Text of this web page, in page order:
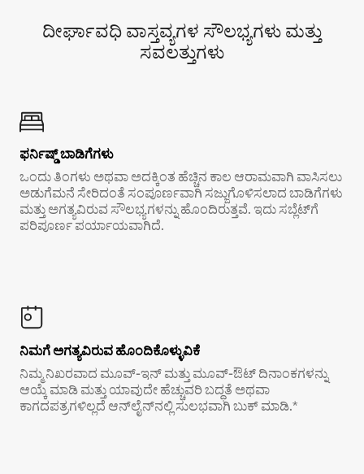
ದೀರ್ಘಾವಧಿ ವಾಸ್ತವ್ಯಗಳ ಸೌಲಭ್ಯಗಳು ಮತ್ತು
ಸವಲತ್ತುಗಳು
ಫರ್ನಿಷ್ಡ್ ಬಾಡಿಗೆಗಳು
ಒಂದು ತಿಂಗಳು ಅಥವಾ ಅದಕ್ಕಿಂತ ಹೆಚ್ಚಿನ ಕಾಲ ಆರಾಮವಾಗಿ ವಾಸಿಸಲು
ಅಡುಗೆಮನೆ ಸೇರಿದಂತೆ ಸಂಪೂರ್ಣವಾಗಿ ಸಜ್ಜುಗೊಳಿಸಲಾದ ಬಾಡಿಗೆಗಳು
ಮತ್ತು ಅಗತ್ಯವಿರುವ ಸೌಲಭ್ಯಗಳನ್ನು ಹೊಂದಿರುತ್ತವೆ. ಇದು ಸಬ್ಲೆಟ್‌ಗೆ
ಪರಿಪೂರ್ಣ ಪರ್ಯಾಯವಾಗಿದೆ.
ನಿಮಗೆ ಅಗತ್ಯವಿರುವ ಹೊಂದಿಕೊಳ್ಳುವಿಕೆ
ನಿಮ್ಮ ನಿಖರವಾದ ಮೂವ್-ಇನ್ ಮತ್ತು ಮೂವ್-ಔಟ್ ದಿನಾಂಕಗಳನ್ನು
ಆಯ್ಕೆ ಮಾಡಿ ಮತ್ತು ಯಾವುದೇ ಹೆಚ್ಚುವರಿ ಬದ್ಧತೆ ಅಥವಾ
ಕಾಗದಪತ್ರಗಳಿಲ್ಲದೆ ಆನ್‌ಲೈನ್‌ನಲ್ಲಿ ಸುಲಭವಾಗಿ ಬುಕ್ ಮಾಡಿ.*